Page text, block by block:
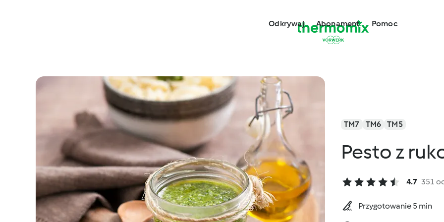
Odkrywaj Abonament Pomoc
TM7 TM6 TM5
Pesto z
4.7 351
Przygotowanie 5 min